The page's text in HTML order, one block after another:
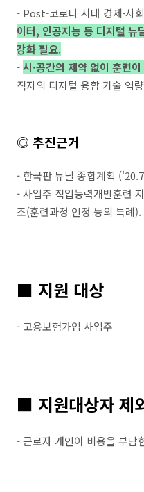
- Post-코로나 시대 경제·사
이터, 인공지능 등 디지털 뉴
강화 필요.
-시·공간의 제약 없이 훈련
직자의 디지털 융합 기술 역
◎ 추진근거
- 한국판 뉴딜 종합계획
- 사업주 직업능력개발훈련
조(훈련과정 인정 등의 특례
■ 지원 대상
- 고용보험가입 사업주
■ 지원대상자 제
- 근로자 개인이 비용을 부담